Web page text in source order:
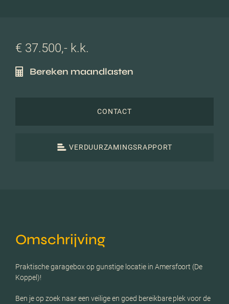
€ 37.500,- k.k.
Bereken maandlasten
CONTACT
VERDUURZAMINGSRAPPORT
Omschrijving
Praktische garagebox op gunstige locatie in Amersfoort (De
Koppel)!
Ben je op zoek naar een veilige en goed bereikbare plek voor de